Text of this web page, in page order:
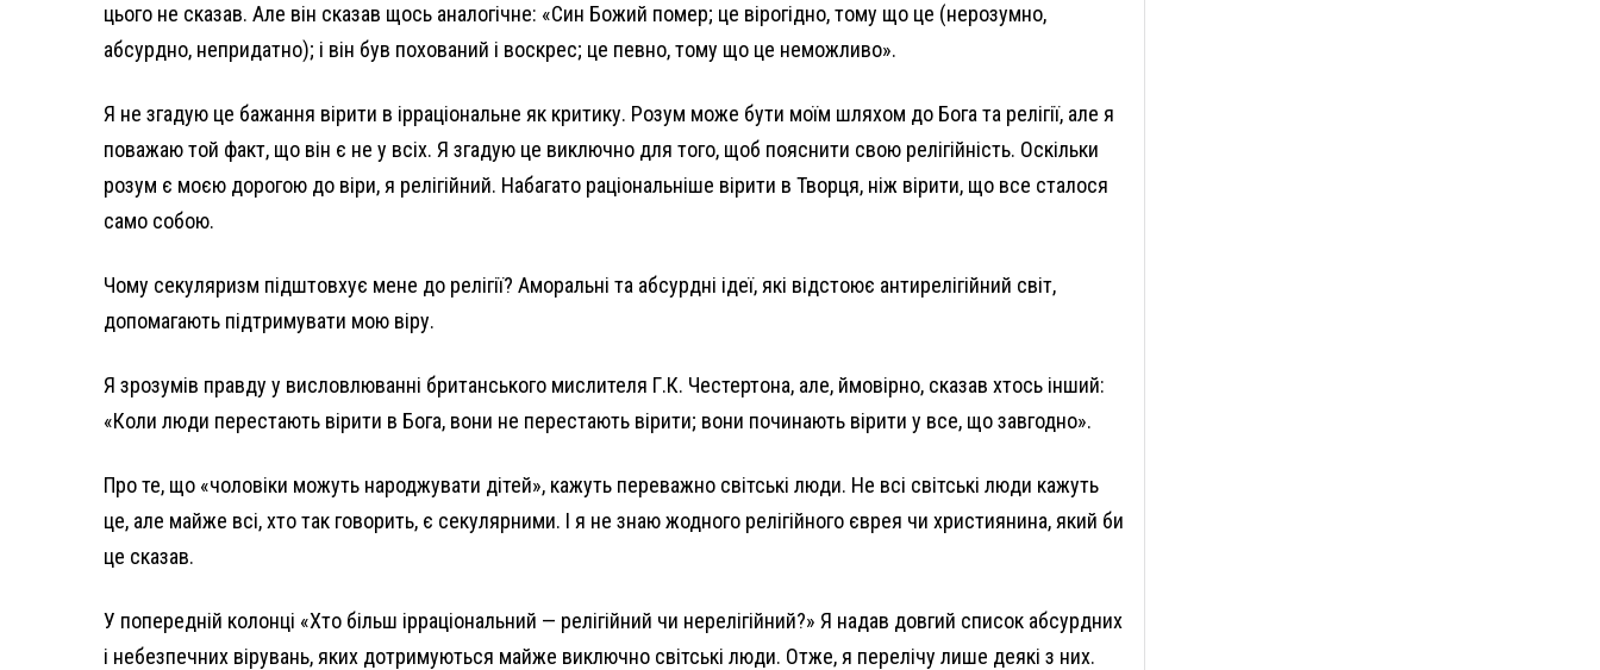
цього не сказав. Але він сказав щось аналогічне: «Син Божий помер; це вірогідно, тому що це (нерозумно,
абсурдно, непридатно); і він був похований і воскрес; це певно, тому що це неможливо».
Я не згадую це бажання вірити в ірраціональне як критику. Розум може бути моїм шляхом до Бога та релігії, але я
поважаю той факт, що він є не у всіх. Я згадую це виключно для того, щоб пояснити свою релігійність. Оскільки
розум є моєю дорогою до віри, я релігійний. Набагато раціональніше вірити в Творця, ніж вірити, що все сталося
само собою.
Чому секуляризм підштовхує мене до релігії? Аморальні та абсурдні ідеї, які відстоює антирелігійний світ,
допомагають підтримувати мою віру.
Я зрозумів правду у висловлюванні британського мислителя Г.К. Честертона, але, ймовірно, сказав хтось інший:
«Коли люди перестають вірити в Бога, вони не перестають вірити; вони починають вірити у все, що завгодно».
Про те, що «чоловіки можуть народжувати дітей», кажуть переважно світські люди. Не всі світські люди кажуть
це, але майже всі, хто так говорить, є секулярними. І я не знаю жодного релігійного єврея чи християнина, який би
це сказав.
У попередній колонці «Хто більш ірраціональний — релігійний чи нерелігійний?» Я надав довгий список абсурдних
і небезпечних вірувань, яких дотримуються майже виключно світські люди. Отже, я перелічу лише деякі з них.